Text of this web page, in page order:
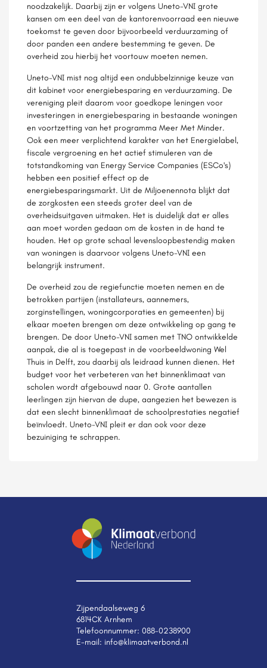
noodzakelijk. Daarbij zijn er volgens Uneto-VNI grote
kansen om een deel van de kantorenvoorraad een nieuwe
toekomst te geven door bijvoorbeeld verduurzaming of
door panden een andere bestemming te geven. De
overheid zou hierbij het voortouw moeten nemen.
Uneto-VNI mist nog altijd een ondubbelzinnige keuze van
dit kabinet voor energiebesparing en verduurzaming. De
vereniging pleit daarom voor goedkope leningen voor
investeringen in energiebesparing in bestaande woningen
en voortzetting van het programma Meer Met Minder.
Ook een meer verplichtend karakter van het Energielabel,
fiscale vergroening en het actief stimuleren van de
totstandkoming van Energy Service Companies (ESCo's)
hebben een positief effect op de
energiebesparingsmarkt. Uit de Miljoenennota blijkt dat
de zorgkosten een steeds groter deel van de
overheidsuitgaven uitmaken. Het is duidelijk dat er alles
aan moet worden gedaan om de kosten in de hand te
houden. Het op grote schaal levensloopbestendig maken
van woningen is daarvoor volgens Uneto-VNI een
belangrijk instrument.
De overheid zou de regiefunctie moeten nemen en de
betrokken partijen (installateurs, aannemers,
zorginstellingen, woningcorporaties en gemeenten) bij
elkaar moeten brengen om deze ontwikkeling op gang te
brengen. De door Uneto-VNI samen met TNO ontwikkelde
aanpak, die al is toegepast in de voorbeeldwoning Wel
Thuis in Delft, zou daarbij als leidraad kunnen dienen. Het
budget voor het verbeteren van het binnenklimaat van
scholen wordt afgebouwd naar 0. Grote aantallen
leerlingen zijn hiervan de dupe, aangezien het bewezen is
dat een slecht binnenklimaat de schoolprestaties negatief
beïnvloedt. Uneto-VNI pleit er dan ook voor deze
bezuiniging te schrappen.
Zijpendaalseweg 6
6814CK Arnhem
Telefoonnummer: 088-0238900
E-mail: info@klimaatverbond.nl